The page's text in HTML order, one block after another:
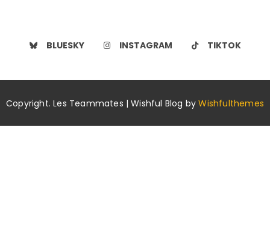
BLUESKY INSTAGRAM TIKTOK
Copyright. Les Teammates | Wishful Blog byWishfulthemes